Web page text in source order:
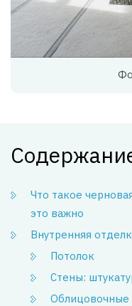
Что такое
это важно
Внутренняя
Потолок
Стены:
Облицовочные